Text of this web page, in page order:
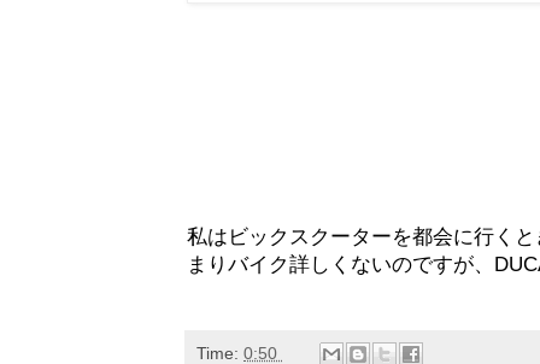
私はビックスクーターを都会に行く
まりバイク詳しくないのですが、
Time: 0:50